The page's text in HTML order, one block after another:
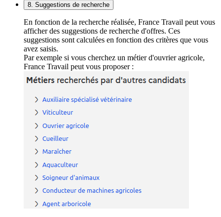
8. Suggestions de recherche
En fonction de la recherche réalisée, France Travail peut vous
afficher des suggestions de recherche d'offres. Ces
suggestions sont calculées en fonction des critères que vous
avez saisis.
Par exemple si vous cherchez un métier d'ouvrier agricole,
France Travail peut vous proposer :